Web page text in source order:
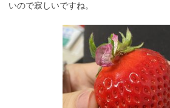
いので寂しいですね。